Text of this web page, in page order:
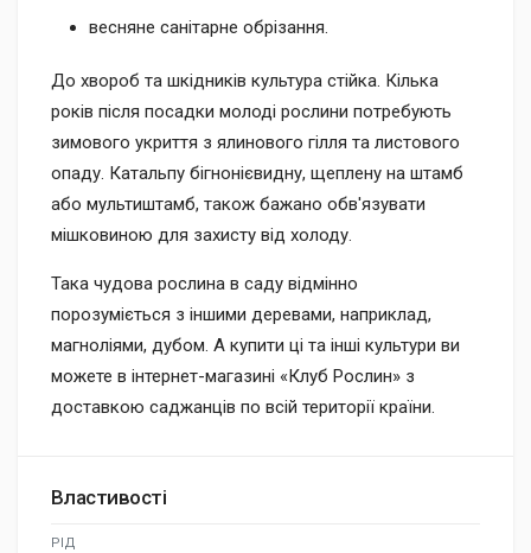
весняне санітарне обрізання.
До хвороб та шкідників культура стійка. Кілька
років після посадки молоді рослини потребують
зимового укриття з ялинового гілля та листового
опаду. Катальпу бігнонієвидну, щеплену на штамб
або мультиштамб, також бажано обв'язувати
мішковиною для захисту від холоду.
Така чудова рослина в саду відмінно
порозуміється з іншими деревами, наприклад,
магноліями, дубом. А купити ці та інші культури ви
можете в інтернет-магазині «Клуб Рослин» з
доставкою саджанців по всій території країни.
Властивості
РІД